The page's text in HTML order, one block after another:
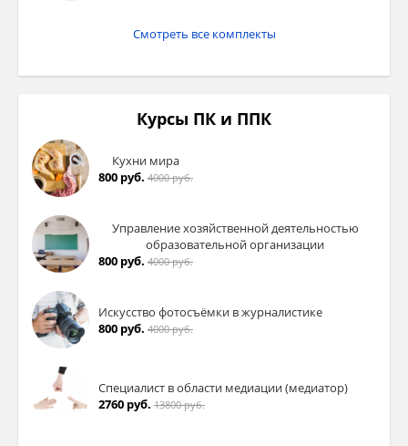
Смотреть все комплекты
Курсы ПК и ППК
Кухни мира
800 руб. 4000 руб.
Управление хозяйственной деятельностью
образовательной организации
800 руб. 4000 руб.
Искусство фотосъёмки в журналистике
800 руб. 4000 руб.
Специалист в области медиации (медиатор)
2760 руб. 13800 руб.